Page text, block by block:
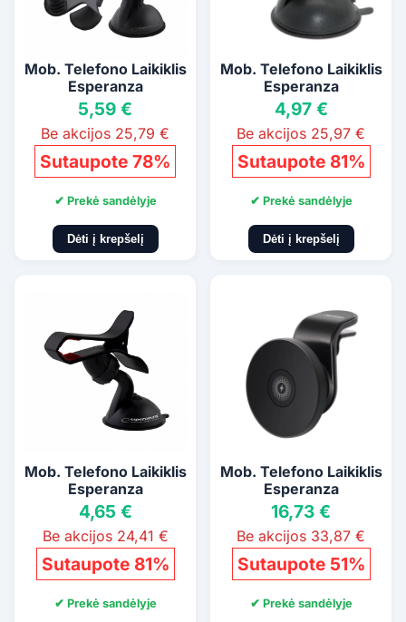
Mob. Telefono Laikiklis
Esperanza
5,59 €
Be akcijos 25,79 €
Sutaupote 78%
✔ Prekė sandėlyje
Dėti į krepšelį
Mob. Telefono Laikiklis
Esperanza
4,97 €
Be akcijos 25,97 €
Sutaupote 81%
✔ Prekė sandėlyje
Dėti į krepšelį
Mob. Telefono Laikiklis
Esperanza
4,65 €
Be akcijos 24,41 €
Sutaupote 81%
✔ Prekė sandėlyje
Mob. Telefono Laikiklis
Esperanza
16,73 €
Be akcijos 33,87 €
Sutaupote 51%
✔ Prekė sandėlyje